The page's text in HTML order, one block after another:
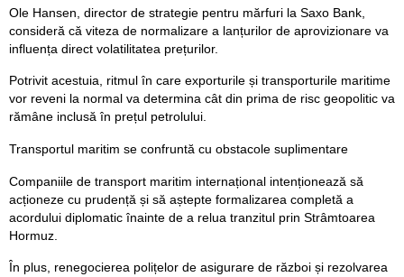
Ole Hansen, director de strategie pentru mărfuri la Saxo Bank,
consideră că viteza de normalizare a lanțurilor de aprovizionare va
influența direct volatilitatea prețurilor.
Potrivit acestuia, ritmul în care exporturile și transporturile maritime
vor reveni la normal va determina cât din prima de risc geopolitic va
rămâne inclusă în prețul petrolului.
Transportul maritim se confruntă cu obstacole suplimentare
Companiile de transport maritim internațional intenționează să
acționeze cu prudență și să aștepte formalizarea completă a
acordului diplomatic înainte de a relua tranzitul prin Strâmtoarea
Hormuz.
În plus, renegocierea polițelor de asigurare de război și rezolvarea